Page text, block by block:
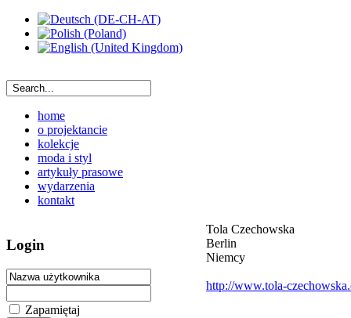
home
o projektancie
kolekcje
moda i styl
artykuły prasowe
wydarzenia
kontakt
Tola Czechowska
Berlin
Niemcy
http://www.tola-
Login
Zapamiętaj